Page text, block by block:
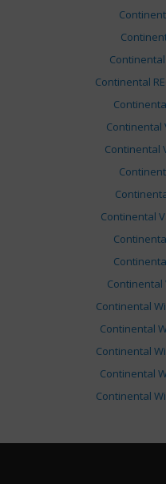
Continental
Continental
Continental
Continental
Continental
Continental
Continental
Continental
Continental
Continental